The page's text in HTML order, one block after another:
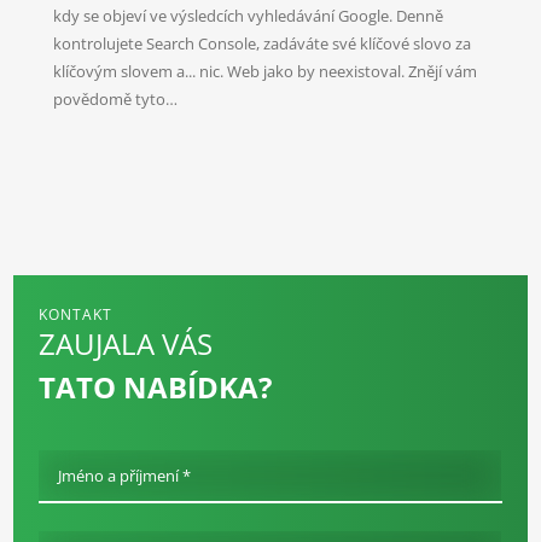
kdy se objeví ve výsledcích vyhledávání Google. Denně
kontrolujete Search Console, zadáváte své klíčové slovo za
klíčovým slovem a... nic. Web jako by neexistoval. Znějí vám
povědomě tyto…
KONTAKT
ZAUJALA VÁS
TATO NABÍDKA?
Jméno a příjmení *